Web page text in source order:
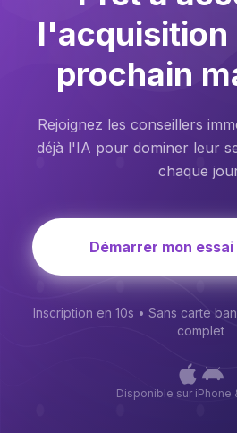
l'acquisition
prochain
Rejoignez les conseillers
déjà l'IA pour dominer leur
chaque
Démarrer mon
Inscription en 10s • Sans carte
complet
Disponible sur iPhone